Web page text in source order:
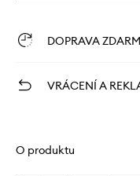
DOPRAVA
VRÁCENÍ A
O produktu